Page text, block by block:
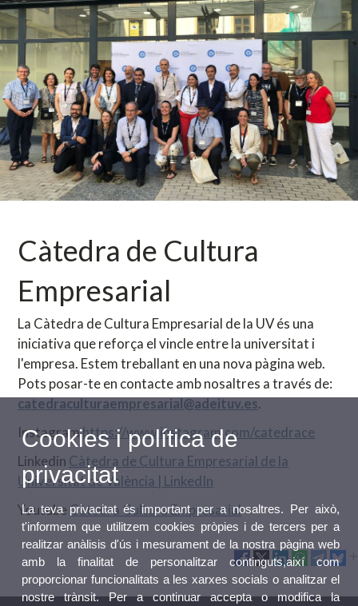
Càtedra de Cultura
Empresarial
La Càtedra de Cultura Empresarial de la UV és una
iniciativa que reforça el vincle entre la universitat i
l'empresa. Estem treballant en una nova pàgina web.
Pots posar-te en contacte amb nosaltres a través de:
catedraculturaempresarial@adeituv.es.
Instagramhttps://www.instagram.com/catedrace
Linkedin Càtedra de Cultura Empresarial de la
Universitat de València | LinkedIn
Youtube Càtedra Cultura Empresarial
Cookies i política de
privacitat
La teva privacitat és important per a nosaltres. Per això,
t'informem que utilitzem cookies pròpies i de tercers per a
realitzar anàlisis d'ús i mesurament de la nostra pàgina web
amb la finalitat de personalitzar continguts,així com
proporcionar funcionalitats a les xarxes socials o analitzar el
nostre trànsit. Per a continuar accepta o modifica la